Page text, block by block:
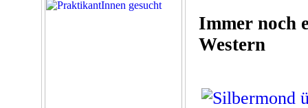
Immer noch
Western